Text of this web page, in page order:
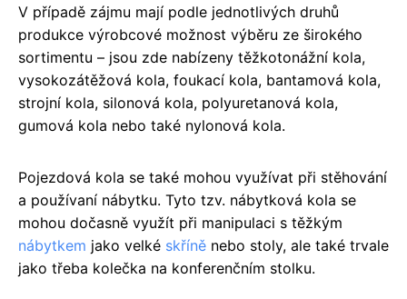
V případě zájmu mají podle jednotlivých druhů
produkce výrobcové možnost výběru ze širokého
sortimentu – jsou zde nabízeny těžkotonážní kola,
vysokozátěžová kola, foukací kola, bantamová kola,
strojní kola, silonová kola, polyuretanová kola,
gumová kola nebo také nylonová kola.
Pojezdová kola se také mohou využívat při stěhování
a používaní nábytku. Tyto tzv. nábytková kola se
mohou dočasně využít při manipulaci s těžkým
nábytkem jako velké skříně nebo stoly, ale také trvale
jako třeba kolečka na konferenčním stolku.